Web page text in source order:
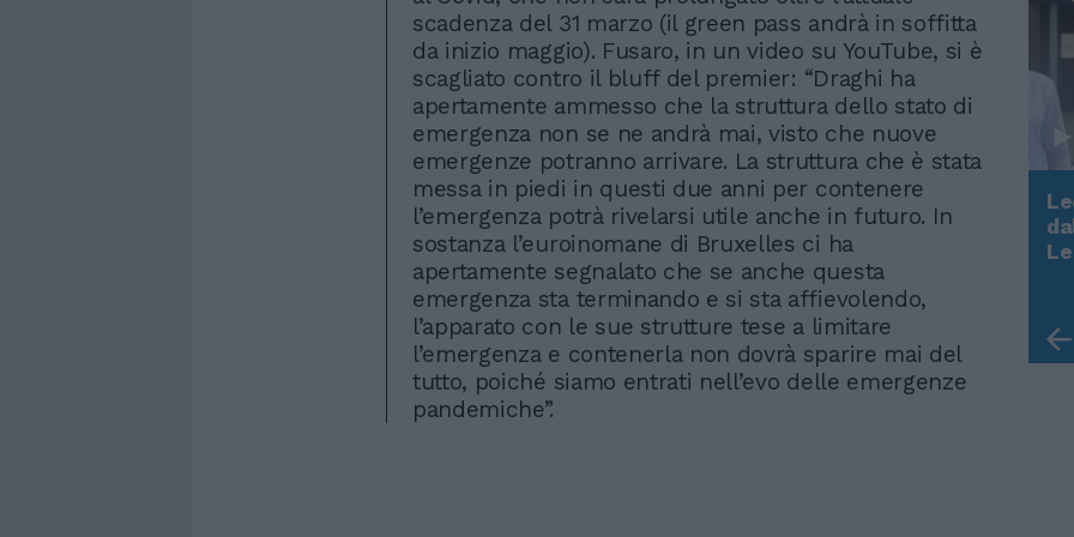
scadenza del 31 marzo (il green pass andrà in soffitta
da inizio maggio). Fusaro, in un video su YouTube, si è
scagliato contro il bluff del premier: “Draghi ha
apertamente ammesso che la struttura dello stato di
emergenza non se ne andrà mai, visto che nuove
emergenze potranno arrivare. La struttura che è stata
messa in piedi in questi due anni per contenere
l’emergenza potrà rivelarsi utile anche in futuro. In
sostanza l’euroinomane di Bruxelles ci ha
apertamente segnalato che se anche questa
emergenza sta terminando e si sta affievolendo,
l’apparato con le sue strutture tese a limitare
l’emergenza e contenerla non dovrà sparire mai del
tutto, poiché siamo entrati nell’evo delle emergenze
pandemiche”.
Rudy Giuliani a Come States?
Trump, Meloni e la strategia
americana